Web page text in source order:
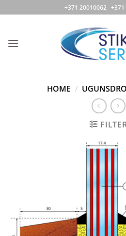
to
+371 20010062 +371
HOME /